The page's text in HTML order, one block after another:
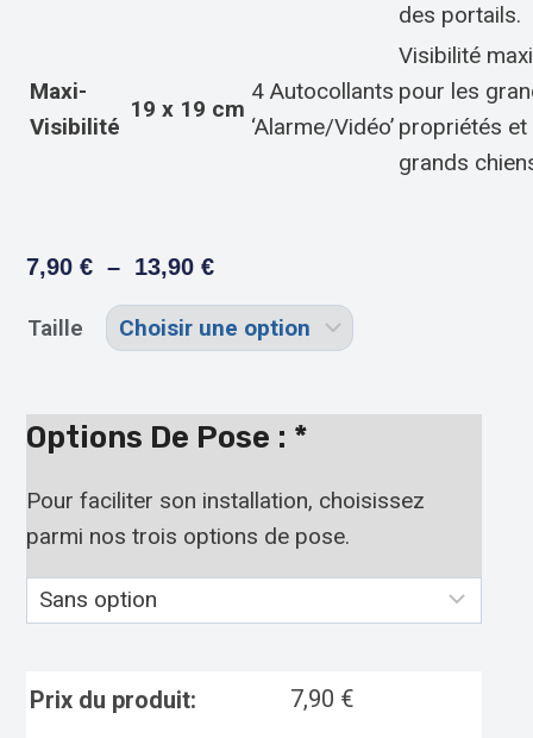
des portails.
Maxi-
Visibilité
19 x 19 cm
4 Autocollants
‘Alarme/Vidéo’
Visibilité
pour les
propriétés et
grands
7,90€ – 13,90€
Taille
Options De Pose : *
Pour faciliter son installation, choisissez
parmi nos trois options de pose.
Prix du produit: 7,90 €